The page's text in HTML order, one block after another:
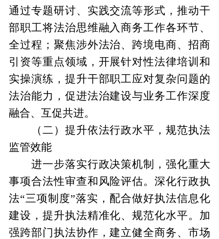
通过专题研讨、实践交流等形式，推动干
部职工将法治思维融入商务工作各环节、
全过程；聚焦涉外法治、跨境电商、招商
引资等重点领域，开展针对性法律培训和
实操演练，提升干部职工应对复杂问题的
法治能力，促进法治建设与业务工作深度
融合、互促共进。
（二）提升依法行政水平，规范执法
监管效能
进一步落实行政决策机制，强化重大
事项合法性审查和风险评估。深化行政执
法“三项制度”落实，配合做好执法信息化
建设，提升执法精准化、规范化水平。加
强跨部门执法协作，建立健全商务、市场